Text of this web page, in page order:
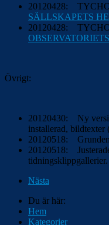
20120428:
SÄLLSKAPETS
20120428:
Övrigt:
20120430: Ny
installerad, bildtexter
20120518: Grunden
20120518:
tidningsklippgallerier.
Nästa
Du är här:
Hem
Kategorier